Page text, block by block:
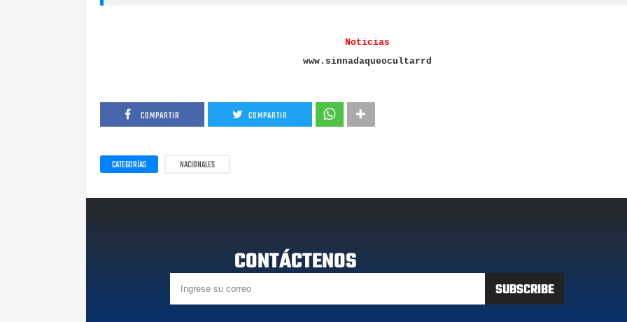
Noticias
www.sinnadaqueocultarrd
COMPARTIR COMPARTIR
CATEGORÍAS NACIONALES
CONTÁCTENOS